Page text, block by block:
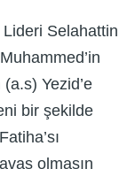
Selahattin
Yezid’e
bir şekilde
olmasın